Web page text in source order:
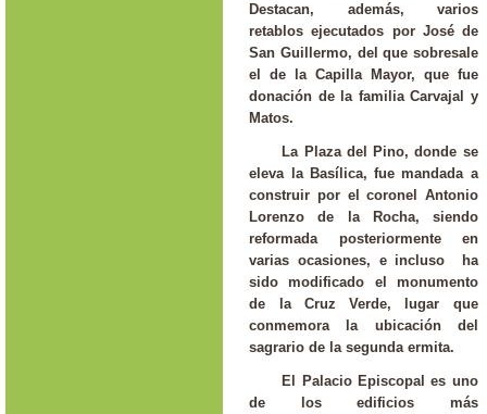
Destacan, además, varios
retablos ejecutados por José de
San Guillermo, del que sobresale
el de la Capilla Mayor, que fue
donación de la familia Carvajal y
Matos.
La Plaza del Pino, donde se
eleva la Basílica, fue mandada a
construir por el coronel Antonio
Lorenzo de la Rocha, siendo
reformada posteriormente en
varias ocasiones, e incluso ha
sido modificado el monumento
de la Cruz Verde, lugar que
conmemora la ubicación del
sagrario de la segunda ermita.
El Palacio Episcopal es uno
de los edificios más